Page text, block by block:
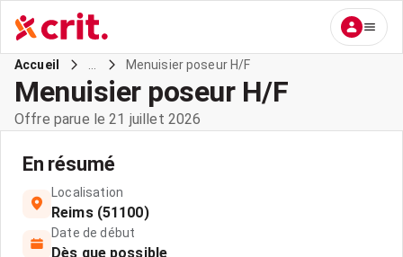
Accueil Menuisier poseur H/F
Menuisier poseur H/F
Offre parue le 21 juillet 2026
En résumé
Localisation
Reims (51100)
Date de début
Dès que possible